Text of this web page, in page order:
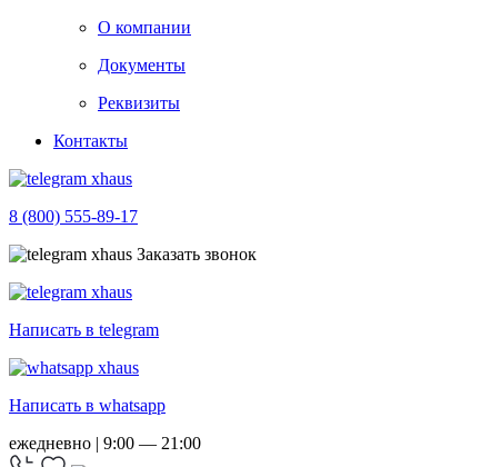
О компании
Документы
Реквизиты
Контакты
8 (800) 555-89-17
Заказать звонок
Написать в telegram
Написать в whatsapp
ежедневно | 9:00 — 21:00